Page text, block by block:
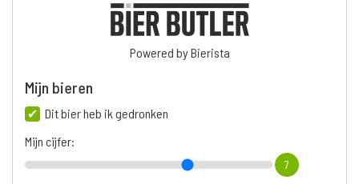
Powered by Bierista
Mijn bieren
Dit bier heb ik gedronken
Mijn cijfer:
7